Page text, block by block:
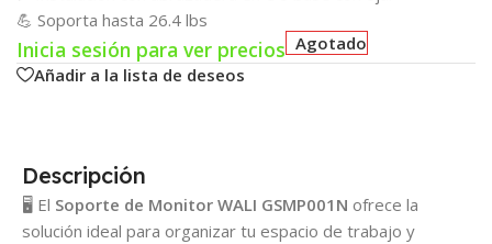
💪 Soporta hasta 26.4 lbs
Inicia sesión para ver precios Agotado
Añadir a la lista de deseos
Descripción
🖥️ El Soporte de Monitor WALI GSMP001N ofrece la
solución ideal para organizar tu espacio de trabajo y